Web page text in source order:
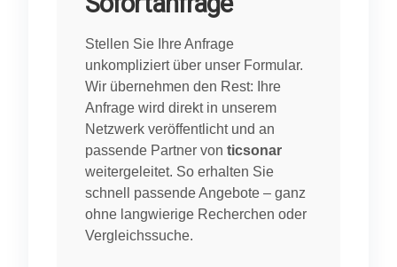
Stellen Sie Ihre Anfrage
unkompliziert über unser Formular.
Wir übernehmen den Rest: Ihre
Anfrage wird direkt in unserem
Netzwerk veröffentlicht und an
passende Partner von ticsonar
weitergeleitet. So erhalten Sie
schnell passende Angebote – ganz
ohne langwierige Recherchen oder
Vergleichssuche.